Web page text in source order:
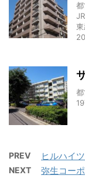
PREV ヒルハイ
NEXT 弥生コーポ